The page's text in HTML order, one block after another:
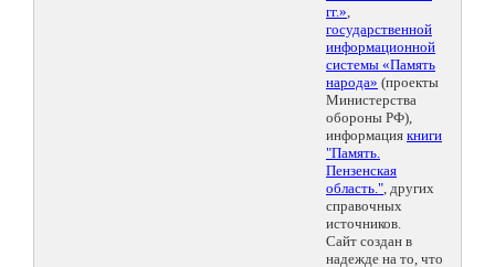
гг.»,
государственной
информационной
системы «Память
народа» (проекты
Министерства
обороны РФ),
информация книги
"Память.
Пензенская
область.", других
справочных
источников.
Сайт создан в
надежде на то, что